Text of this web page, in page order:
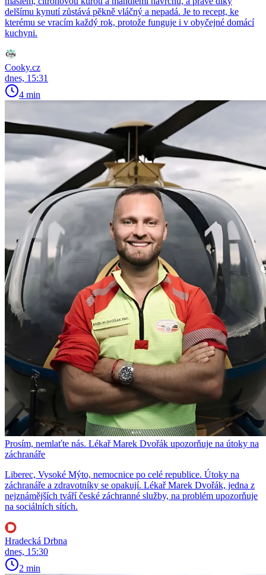
delšímu kynutí zůstává pěkně vláčný a nepadá. Je to recept, ke
kterému se vracím každý rok, protože funguje i v obyčejné domácí
kuchyni.
Cooky.cz
dnes, 15:31
4 min
Prosím, nemlaťte nás. Lékař Marek Dvořák upozorňuje na útoky na
záchranáře
Liberec, Vysoké Mýto, nemocnice po celé republice. Útoky na
záchranáře a zdravotníky se opakují. Lékař Marek Dvořák, jedna z
nejznámějších tváří české záchranné služby, na problém upozorňuje
na sociálních sítích.
Hradecká Drbna
dnes, 15:30
2 min